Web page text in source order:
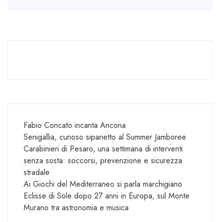
Fabio Concato incanta Ancona
Senigallia, curioso siparietto al Summer Jamboree
Carabinieri di Pesaro, una settimana di interventi
senza sosta: soccorsi, prevenzione e sicurezza
stradale
Ai Giochi del Mediterraneo si parla marchigiano
Eclisse di Sole dopo 27 anni in Europa, sul Monte
Murano tra astronomia e musica